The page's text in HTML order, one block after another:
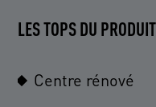
LES TOPS DU PRODUIT
Centre rénové